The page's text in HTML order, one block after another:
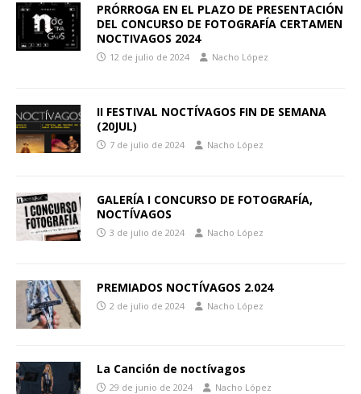
PRÓRROGA EN EL PLAZO DE PRESENTACIÓN
DEL CONCURSO DE FOTOGRAFÍA CERTAMEN
NOCTIVAGOS 2024
12 de julio de 2024 Nacho López
II FESTIVAL NOCTÍVAGOS FIN DE SEMANA
(20JUL)
7 de julio de 2024 Nacho López
GALERÍA I CONCURSO DE FOTOGRAFÍA,
NOCTÍVAGOS
3 de julio de 2024 Nacho López
PREMIADOS NOCTÍVAGOS 2.024
2 de julio de 2024 Nacho López
La Canción de noctívagos
29 de junio de 2024 Nacho López